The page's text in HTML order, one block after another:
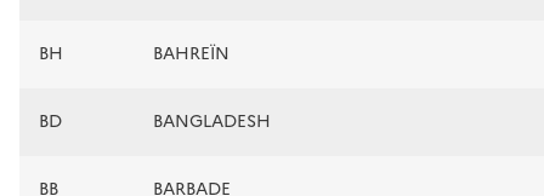
BH BAHREÏN
BD BANGLADESH
BB BARBADE